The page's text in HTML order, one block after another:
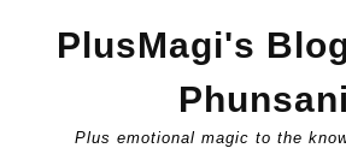
PlusMagi's
Plus emotional magic to the